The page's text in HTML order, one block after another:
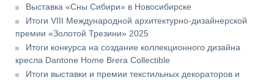
Выставка «Сны Сибири» в Новосибирске
Итоги VIII Международной архитектурно-дизайнерской
премии «Золотой Трезини» 2025
Итоги конкурса на создание коллекционного дизайна
кресла Dantone Home Brera Collectible
Итоги выставки и премии текстильных декораторов и